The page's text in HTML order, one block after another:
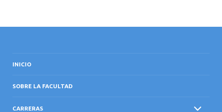
INICIO
SOBRE LA FACULTAD
CARRERAS